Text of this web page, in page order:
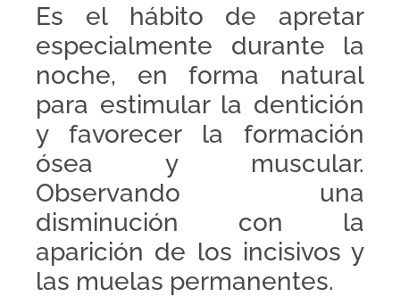
Es el hábito de apretar
especialmente durante la
noche, en forma natural
para estimular la dentición
y favorecer la formación
ósea y muscular.
Observando una
disminución con la
aparición de los incisivos y
las muelas permanentes.